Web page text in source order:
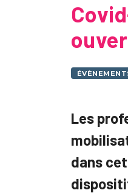
Les
dans